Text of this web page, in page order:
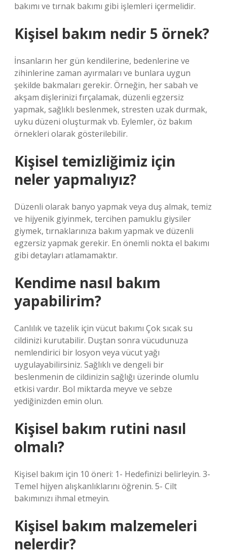
bakımı ve tırnak bakımı gibi işlemleri içermelidir.
Kişisel bakım nedir 5 örnek?
İnsanların her gün kendilerine, bedenlerine ve
zihinlerine zaman ayırmaları ve bunlara uygun
şekilde bakmaları gerekir. Örneğin, her sabah ve
akşam dişlerinizi fırçalamak, düzenli egzersiz
yapmak, sağlıklı beslenmek, stresten uzak durmak,
uyku düzeni oluşturmak vb. Eylemler, öz bakım
örnekleri olarak gösterilebilir.
Kişisel temizliğimiz için
neler yapmalıyız?
Düzenli olarak banyo yapmak veya duş almak, temiz
ve hijyenik giyinmek, tercihen pamuklu giysiler
giymek, tırnaklarınıza bakım yapmak ve düzenli
egzersiz yapmak gerekir. En önemli nokta el bakımı
gibi detayları atlamamaktır.
Kendime nasıl bakım
yapabilirim?
Canlılık ve tazelik için vücut bakımı Çok sıcak su
cildinizi kurutabilir. Duştan sonra vücudunuza
nemlendirici bir losyon veya vücut yağı
uygulayabilirsiniz. Sağlıklı ve dengeli bir
beslenmenin de cildinizin sağlığı üzerinde olumlu
etkisi vardır. Bol miktarda meyve ve sebze
yediğinizden emin olun.
Kişisel bakım rutini nasıl
olmalı?
Kişisel bakım için 10 öneri: 1- Hedefinizi belirleyin. 3-
Temel hijyen alışkanlıklarını öğrenin. 5- Cilt
bakımınızı ihmal etmeyin.
Kişisel bakım malzemeleri
nelerdir?